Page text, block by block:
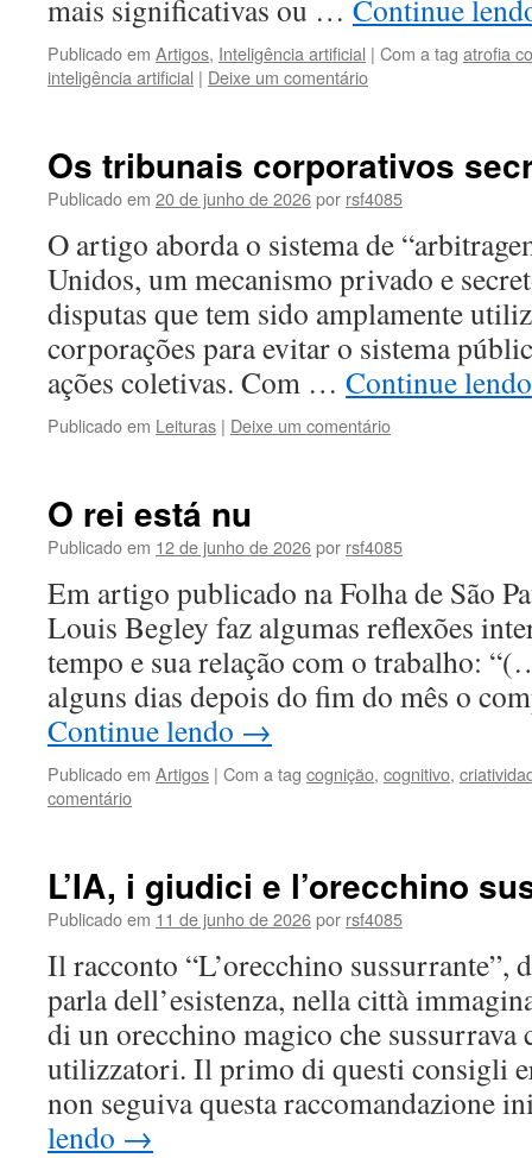
mais significativas ou … Continue
Publicado em Artigos, Inteligência artificial | Com a tag atrofia
inteligência artificial | Deixe um comentário
Os tribunais corporativos
Publicado em 20 de junho de 2026por rsf4085
O artigo aborda o sistema de
Unidos, um mecanismo privado e
disputas que tem sido amplamente
corporações para evitar o sistema
ações coletivas. Com … Continue
Publicado em Leituras | Deixe um comentário
O rei está nu
Publicado em 12 de junho de 2026por rsf4085
Em artigo publicado na Folha de São
Louis Begley faz algumas reflexões
tempo e sua relação com o trabalho:
alguns dias depois do fim do mês o
Continue lendo →
Publicado em Artigos | Com a tag cognição, cognitivo,
comentário
L’IA, i giudici e l’orecchino
Publicado em 11 de junho de 2026por rsf4085
Il racconto “L’orecchino sussurrante”,
parla dell’esistenza, nella città
di un orecchino magico che
utilizzatori. Il primo di questi consigli
non seguiva questa raccomandazione
lendo →